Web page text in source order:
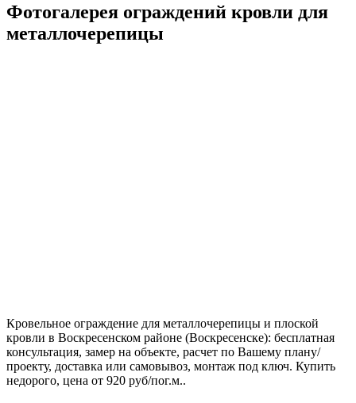
Фотогалерея ограждений кровли для
металлочерепицы
Кровельное ограждение для металлочерепицы и плоской
кровли в Воскресенском районе (Воскресенске): бесплатная
консультация, замер на объекте, расчет по Вашему плану/
проекту, доставка или самовывоз, монтаж под ключ. Купить
недорого, цена от 920 руб/пог.м..